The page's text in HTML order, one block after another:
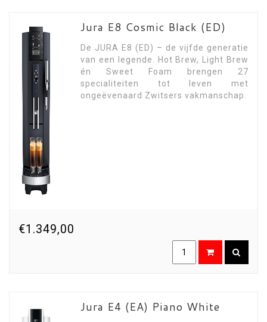
Jura E8 Cosmic Black (ED)
De JURA E8 (ED) – de vijfde generatie
van een legende. Hot Brew, Light Brew
én Sweet Foam brengen 27
specialiteiten tot leven met
ongeëvenaard Zwitsers vakmanschap.
€1.349,00
Jura E4 (EA) Piano White